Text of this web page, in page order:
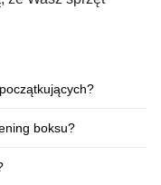
boksu?